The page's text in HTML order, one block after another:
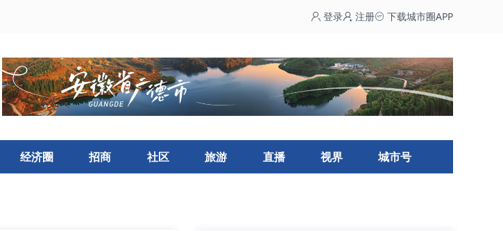
登录 注册 下载城市圈APP
经济圈 招商 社区 旅游 直播 视界 城市号